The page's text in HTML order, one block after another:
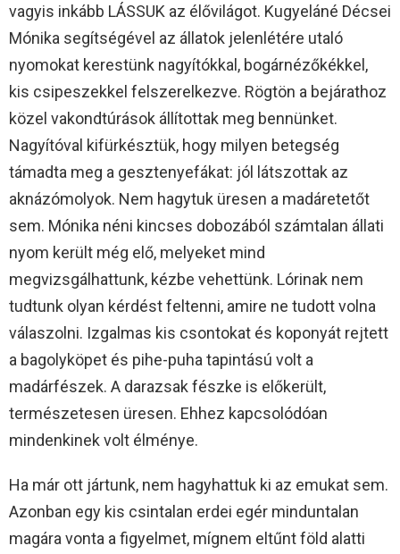
vagyis inkább LÁSSUK az élővilágot. Kugyeláné Décsei
Mónika segítségével az állatok jelenlétére utaló
nyomokat kerestünk nagyítókkal, bogárnézőkékkel,
kis csipeszekkel felszerelkezve. Rögtön a bejárathoz
közel vakondtúrások állítottak meg bennünket.
Nagyítóval kifürkésztük, hogy milyen betegség
támadta meg a gesztenyefákat: jól látszottak az
aknázómolyok. Nem hagytuk üresen a madáretetőt
sem. Mónika néni kincses dobozából számtalan állati
nyom került még elő, melyeket mind
megvizsgálhattunk, kézbe vehettünk. Lórinak nem
tudtunk olyan kérdést feltenni, amire ne tudott volna
válaszolni. Izgalmas kis csontokat és koponyát rejtett
a bagolyköpet és pihe-puha tapintású volt a
madárfészek. A darazsak fészke is előkerült,
természetesen üresen. Ehhez kapcsolódóan
mindenkinek volt élménye.
Ha már ott jártunk, nem hagyhattuk ki az emukat sem.
Azonban egy kis csintalan erdei egér minduntalan
magára vonta a figyelmet, mígnem eltűnt föld alatti